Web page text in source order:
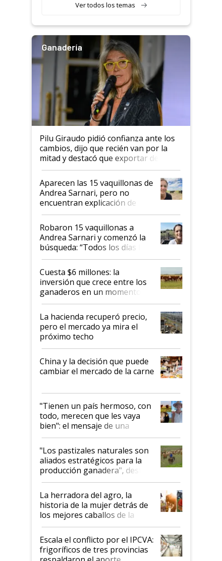
Ver todos los temas
Ganadería
Pilu Giraudo pidió confianza ante los
cambios, dijo que recién van por la
mitad y destacó que exportar dejó de
ser "para unos pocos": "Tenemos un
mandato muy claro del gobierno
nacional"
Aparecen las 15 vaquillonas de
Andrea Sarnari, pero no
encuentran explicación de
cómo llegaron allí
Robaron 15 vaquillonas a
Andrea Sarnari y comenzó la
búsqueda: “Todos los días le
toca a algún productor”
Cuesta $6 millones: la
inversión que crece entre los
ganaderos en un momento
histórico para la actividad
La hacienda recuperó precio,
pero el mercado ya mira el
próximo techo
China y la decisión que puede
cambiar el mercado de la carne
"Tienen un país hermoso, con
todo, merecen que les vaya
bien": el mensaje de una
ganadera uruguaya sobre las
oportunidades que se abren
para el agro en Argentina, con
foco en la carne
"Los pastizales naturales son
aliados estratégicos para la
producción ganadera", destaca
la iniciativa que ya reúne a 46
establecimientos en Argentina
La herradora del agro, la
historia de la mujer detrás de
los mejores caballos de la
Argentina y los mitos que
todavía hacen sufrir a estos
animales: "Mientras me
descalificaban, yo seguí
Escala el conflicto por el IPCVA:
frigoríficos de tres provincias